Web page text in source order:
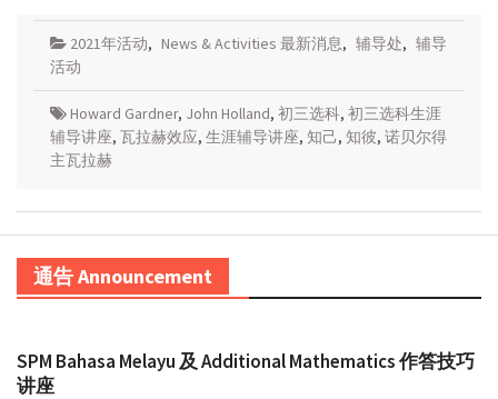
2021年活动, News & Activities 最新消息, 辅导处, 辅导
活动
Howard Gardner, John Holland, 初三选科, 初三选科生涯
辅导讲座, 瓦拉赫效应, 生涯辅导讲座, 知己, 知彼, 诺贝尔得
主瓦拉赫
通告 Announcement
SPM Bahasa Melayu 及 Additional Mathematics 作答技巧
讲座